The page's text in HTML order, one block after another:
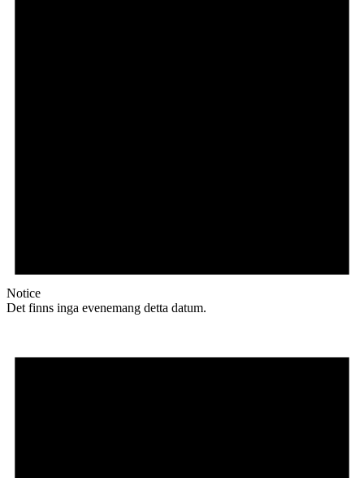
Notice
Det finns inga evenemang detta datum.